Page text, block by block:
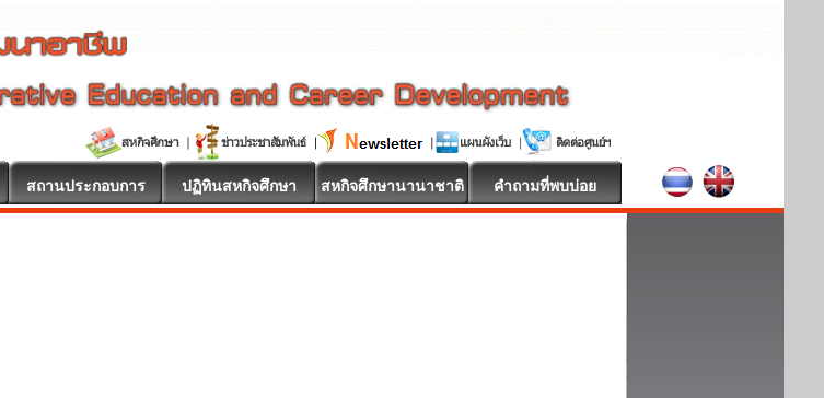
สถานประกอบการ ปฏิทินสหกิจศึกษา สหกิจศึกษานานาชาติ คำถามที่พบบ่อย